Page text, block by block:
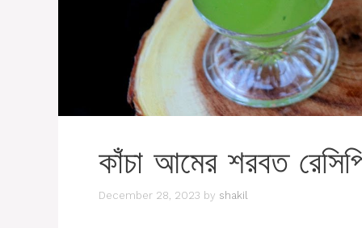
কাঁচা আমের শরবত
December 28, 2023 by shakil